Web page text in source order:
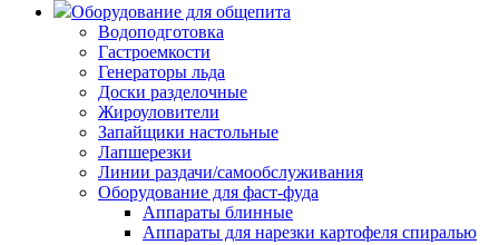
Оборудование для общепита
Водоподготовка
Гастроемкости
Генераторы льда
Доски разделочные
Жироуловители
Запайщики настольные
Лапшерезки
Линии раздачи/самообслуживания
Оборудование для фаст-фуда
Аппараты блинные
Аппараты для нарезки картофеля спиралью